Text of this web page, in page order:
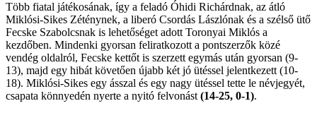
Több fiatal játékosának, így a feladó Óhidi Richárdnak, az átló
Miklósi-Sikes Zéténynek, a liberó Csordás Lászlónak és a szélső ütő
Fecske Szabolcsnak is lehetőséget adott Toronyai Miklós a
kezdőben. Mindenki gyorsan feliratkozott a pontszerzők közé
vendég oldalról, Fecske kettőt is szerzett egymás után gyorsan (9-
13), majd egy hibát követően újabb két jó ütéssel jelentkezett (10-
18). Miklósi-Sikes egy ásszal és egy nagy ütéssel tette le névjegyét,
csapata könnyedén nyerte a nyitó felvonást (14-25, 0-1).